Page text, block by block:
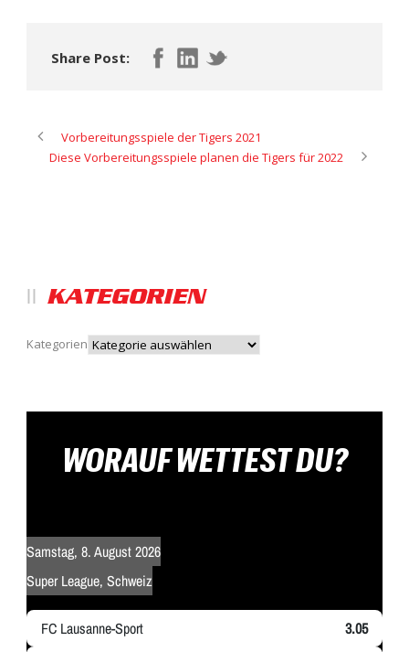
Share Post:
Vorbereitungsspiele der Tigers 2021
Diese Vorbereitungsspiele planen die Tigers für 2022
KATEGORIEN
Kategorien